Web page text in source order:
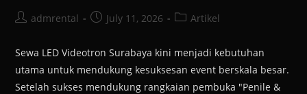
admrental July 11, 2026 Artikel
Sewa LED Videotron Surabaya kini menjadi kebutuhan
utama untuk mendukung kesuksesan event berskala besar.
Setelah sukses mendukung rangkaian pembuka "Penile &